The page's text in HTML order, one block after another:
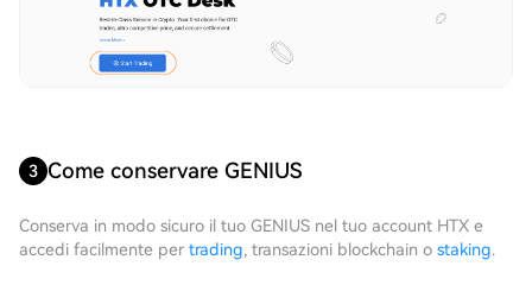
3 Come conservare GENIUS
Conserva in modo sicuro il tuo GENIUS nel tuo account HTX e
accedi facilmente per trading, transazioni blockchain o staking.